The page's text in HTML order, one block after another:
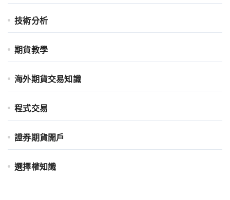
技術分析
期貨教學
海外期貨交易知識
程式交易
證券期貨開戶
選擇權知識